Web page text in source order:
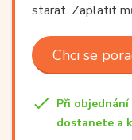
starat. Zaplatit
Chci se
Při
dostanete a